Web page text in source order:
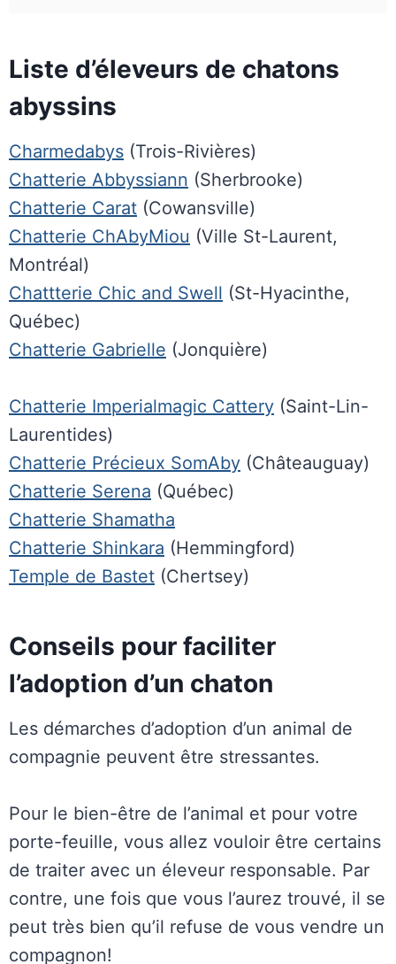
Liste d’éleveurs de chatons
abyssins
Charmedabys (Trois-Rivières)
Chatterie Abbyssiann (Sherbrooke)
Chatterie Carat (Cowansville)
Chatterie ChAbyMiou (Ville St-Laurent,
Montréal)
Chattterie Chic and Swell (St-Hyacinthe,
Québec)
Chatterie Gabrielle (Jonquière)
Chatterie Imperialmagic Cattery (Saint-Lin-
Laurentides)
Chatterie Précieux SomAby (Châteauguay)
Chatterie Serena (Québec)
Chatterie Shamatha
Chatterie Shinkara (Hemmingford)
Temple de Bastet (Chertsey)
Conseils pour faciliter
l’adoption d’un chaton
Les démarches d’adoption d’un animal de
compagnie peuvent être stressantes.
Pour le bien-être de l’animal et pour votre
porte-feuille, vous allez vouloir être certains
de traiter avec un éleveur responsable. Par
contre, une fois que vous l’aurez trouvé, il se
peut très bien qu’il refuse de vous vendre un
compagnon!